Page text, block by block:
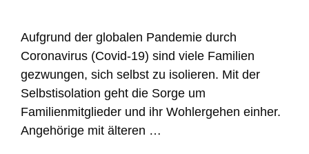
Aufgrund der globalen Pandemie durch
Coronavirus (Covid-19) sind viele Familien
gezwungen, sich selbst zu isolieren. Mit der
Selbstisolation geht die Sorge um
Familienmitglieder und ihr Wohlergehen einher.
Angehörige mit älteren …